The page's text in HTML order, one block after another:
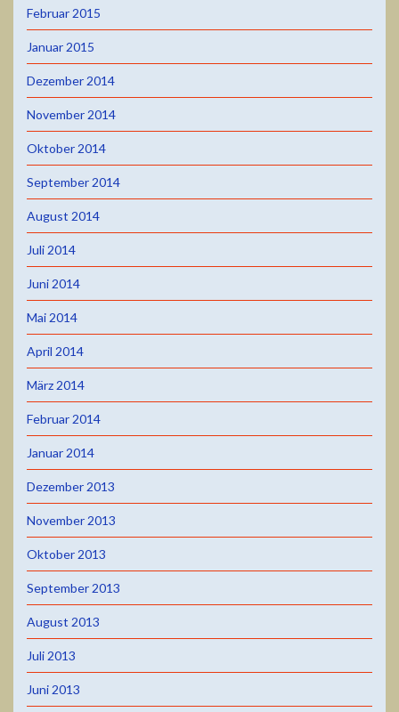
Februar 2015
Januar 2015
Dezember 2014
November 2014
Oktober 2014
September 2014
August 2014
Juli 2014
Juni 2014
Mai 2014
April 2014
März 2014
Februar 2014
Januar 2014
Dezember 2013
November 2013
Oktober 2013
September 2013
August 2013
Juli 2013
Juni 2013